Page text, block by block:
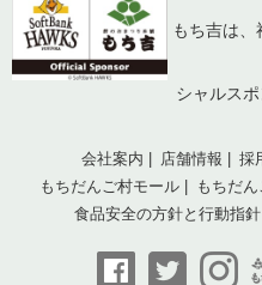
もち吉は、
シャルスポ
会社案内 店舗情報 採
もちだんご村モール
もちだ
食品安全の方針と行動指針